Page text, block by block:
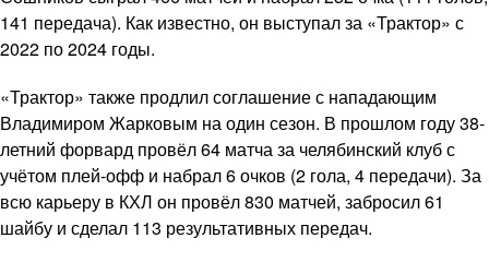
141 передача). Как известно, он выступал за «Трактор» с
2022 по 2024 годы.
«Трактор» также продлил соглашение с нападающим
Владимиром Жарковым на один сезон. В прошлом году 38-
летний форвард провёл 64 матча за челябинский клуб с
учётом плей-офф и набрал 6 очков (2 гола, 4 передачи). За
всю карьеру в КХЛ он провёл 830 матчей, забросил 61
шайбу и сделал 113 результативных передач.